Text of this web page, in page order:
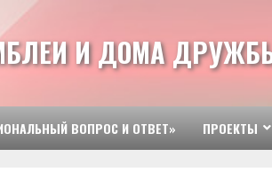
И ДОМА
ВОПРОС И ОТВЕТ» ПРОЕКТЫ